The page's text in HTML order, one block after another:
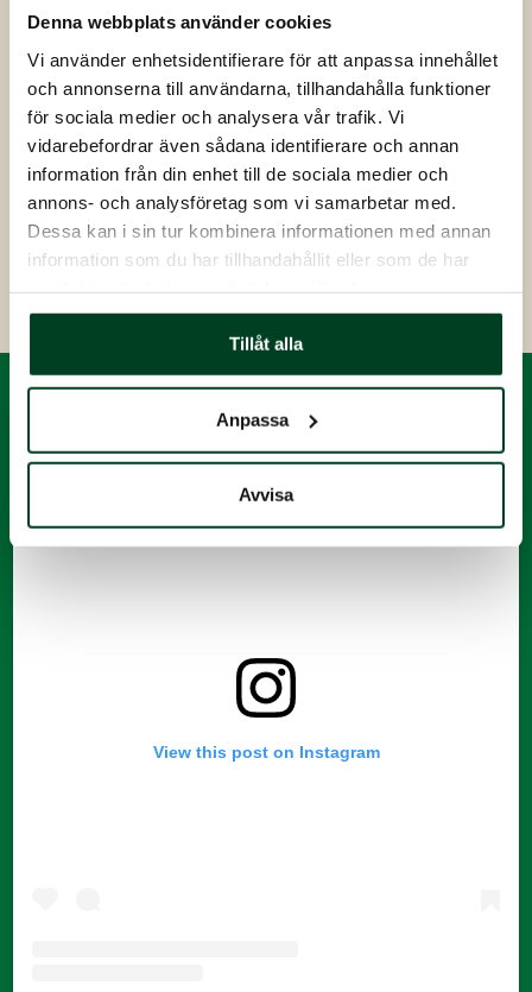
Denna webbplats använder cookies
Vi använder enhetsidentifierare för att anpassa innehållet
och annonserna till användarna, tillhandahålla funktioner
för sociala medier och analysera vår trafik. Vi
vidarebefordrar även sådana identifierare och annan
information från din enhet till de sociala medier och
annons- och analysföretag som vi samarbetar med.
Dessa kan i sin tur kombinera informationen med annan
information som du har tillhandahållit eller som de har
Tillåt alla
Anpassa
Avvisa
Beatrice Klasson
för 28 dagar sedan
Jättefin kyckling. Stort utbud att välja på. Bra pris.
Bara att fylla upp frysen med kyckling
View this post on Instagram